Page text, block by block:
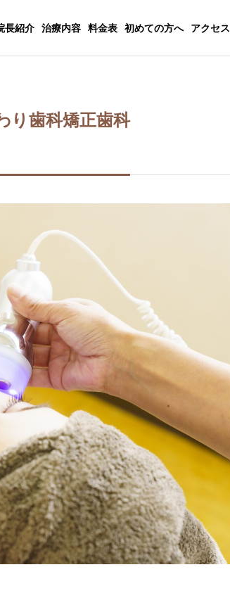
長紹介 治療内容 料金表 初めての方へ アクセス
り歯科矯正歯科